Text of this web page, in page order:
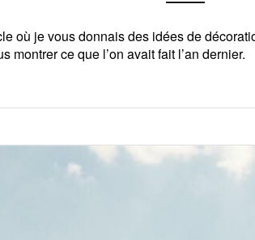
où je vous donnais des idées de
montrer ce que l’on avait fait l’an dernier.